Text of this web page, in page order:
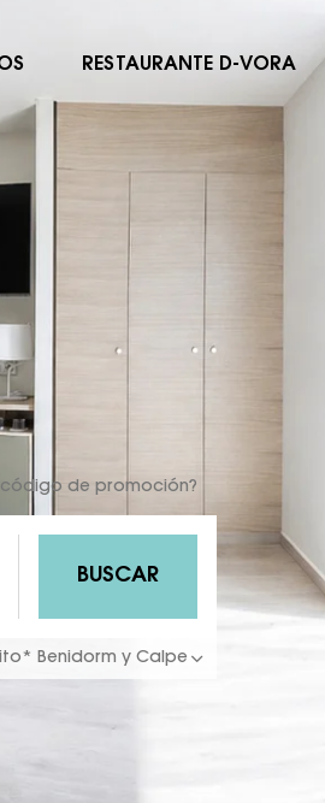
RESTAURANTE D-VORA
BUSCAR
código de promoción?
Benidorm y Calpe